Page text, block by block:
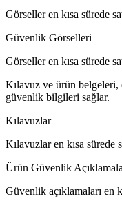
Görseller en kısa sürede
Güvenlik Görselleri
Görseller en kısa sürede
Kılavuz ve ürün
güvenlik bilgileri sağlar.
Kılavuzlar
Kılavuzlar en kısa sürede
Ürün Güvenlik
Güvenlik açıklamaları en